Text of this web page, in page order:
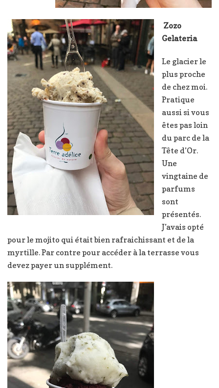
Zozo
Gelateria
Le glacier le
plus proche
de chez moi.
Pratique
aussi si vous
êtes pas loin
du parc de la
Tête d’Or.
Une
vingtaine de
parfums
sont
présentés.
J’avais opté
pour le mojito qui était bien rafraichissant et de la
myrtille. Par contre pour accéder à la terrasse vous
devez payer un supplément.